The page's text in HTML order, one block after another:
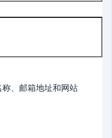
、邮箱地址和网站